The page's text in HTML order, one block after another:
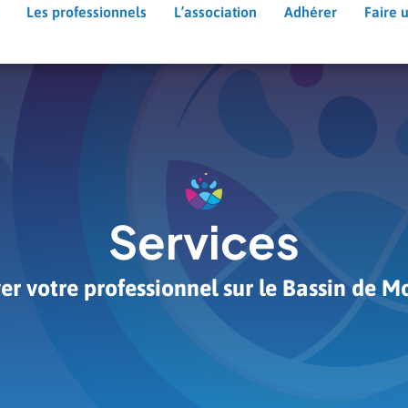
Les professionnels L’association Adhérer Faire
Services
votre professionnel sur le Bassin de